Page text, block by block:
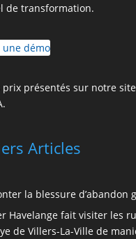
de transformation.
une démo
prix présentés sur notre
Articles
la blessure d’abandon
Havelange fait visiter les
de Villers-La-Ville de